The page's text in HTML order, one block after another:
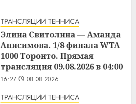
ТРАНСЛЯЦИИ ТЕННИСА
Элина Свитолина — Аманда
Анисимова. 1/8 финала WTA
1000 Торонто. Прямая
трансляция 09.08.2026 в 04:00
16:27 08.08.2026
ТРАНСЛЯЦИИ ТЕННИСА